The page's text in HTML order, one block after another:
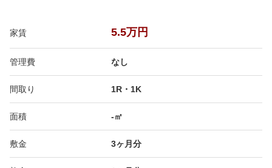
家賃 5.5万円
管理費 なし
間取り 1R・1K
面積 -㎡
敷金 3ヶ月分